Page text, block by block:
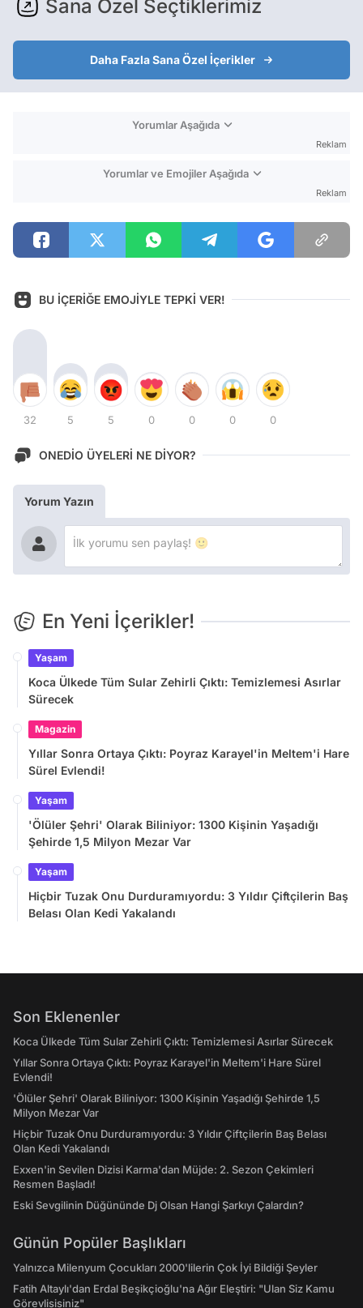
Sana Özel Seçtiklerimiz
Daha Fazla Sana Özel İçerikler
Yorumlar Aşağıda
Reklam
Yorumlar ve Emojiler Aşağıda
Reklam
BU İÇERİĞE EMOJİYLE TEPKİ VER!
32 5 5 0 0 0 0
ONEDİO ÜYELERİ NE DİYOR?
Yorum Yazın
En Yeni İçerikler!
Yaşam
Koca Ülkede Tüm Sular Zehirli Çıktı: Temizlemesi Asırlar
Sürecek
Magazin
Yıllar Sonra Ortaya Çıktı: Poyraz Karayel'in Meltem'i Hare
Sürel Evlendi!
Yaşam
'Ölüler Şehri' Olarak Biliniyor: 1300 Kişinin Yaşadığı
Şehirde 1,5 Milyon Mezar Var
Yaşam
Hiçbir Tuzak Onu Durduramıyordu: 3 Yıldır Çiftçilerin Baş
Belası Olan Kedi Yakalandı
Son Eklenenler
Koca Ülkede Tüm Sular Zehirli Çıktı: Temizlemesi Asırlar Sürecek
Yıllar Sonra Ortaya Çıktı: Poyraz Karayel'in Meltem'i Hare Sürel
Evlendi!
'Ölüler Şehri' Olarak Biliniyor: 1300 Kişinin Yaşadığı Şehirde 1,5
Milyon Mezar Var
Hiçbir Tuzak Onu Durduramıyordu: 3 Yıldır Çiftçilerin Baş Belası
Olan Kedi Yakalandı
Exxen'in Sevilen Dizisi Karma'dan Müjde: 2. Sezon Çekimleri
Resmen Başladı!
Eski Sevgilinin Düğününde Dj Olsan Hangi Şarkıyı Çalardın?
Günün Popüler Başlıkları
Yalnızca Milenyum Çocukları 2000'lilerin Çok İyi Bildiği Şeyler
Fatih Altaylı'dan Erdal Beşikçioğlu'na Ağır Eleştiri: "Ulan Siz Kamu
Görevlisisiniz"